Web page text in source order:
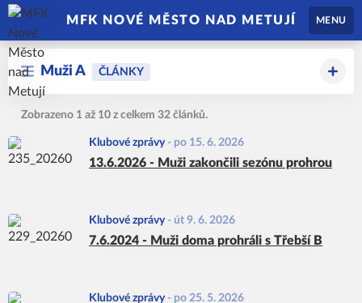
MFK NOVÉ MĚSTO NAD METUJÍ MENU
Muži A ČLÁNKY
Zobrazeno 1 až 10 z celkem 32 článků.
Klubové zprávy - po 15. 6. 2026
13.6.2026 - Muži zakončili sezónu prohrou
Klubové zprávy - út 9. 6. 2026
7.6.2024 - Muži doma prohráli s Třebší B
Klubové zprávy - po 25. 5. 2026